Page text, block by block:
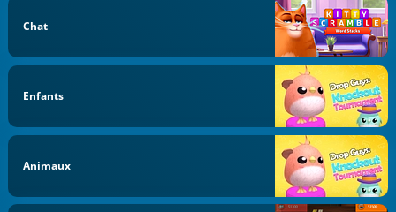
Chat
Enfants
Animaux